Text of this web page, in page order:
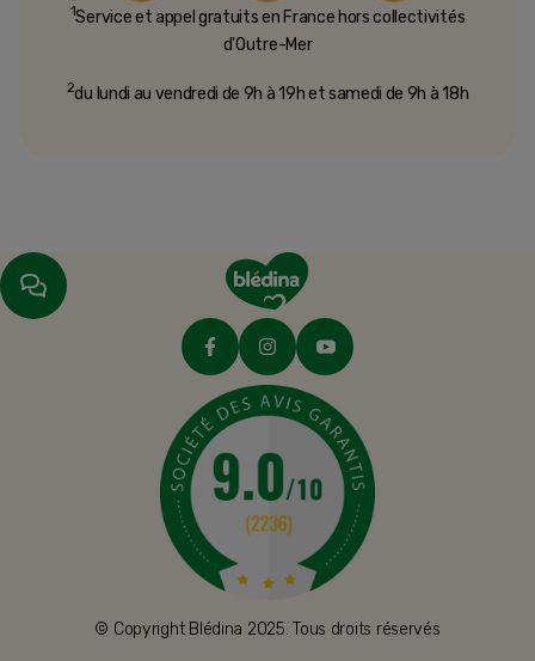
1Service et appel gratuits en France hors collectivités
d'Outre-Mer​
2du lundi au vendredi de 9h à 19h et samedi de 9h à 18h
© Copyright Blédina 2025. Tous droits réservés